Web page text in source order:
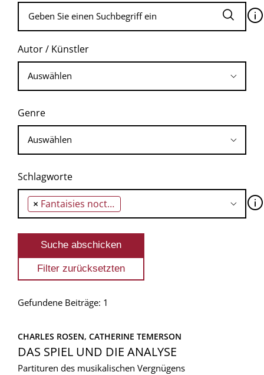
🛈
Autor / Künstler
Genre
Schlagworte
× Fantaisies nocturnes 🛈
Gefundene Beiträge: 1
CHARLES ROSEN, CATHERINE TEMERSON
DAS SPIEL UND DIE ANALYSE
Partituren des musikalischen Vergnügens